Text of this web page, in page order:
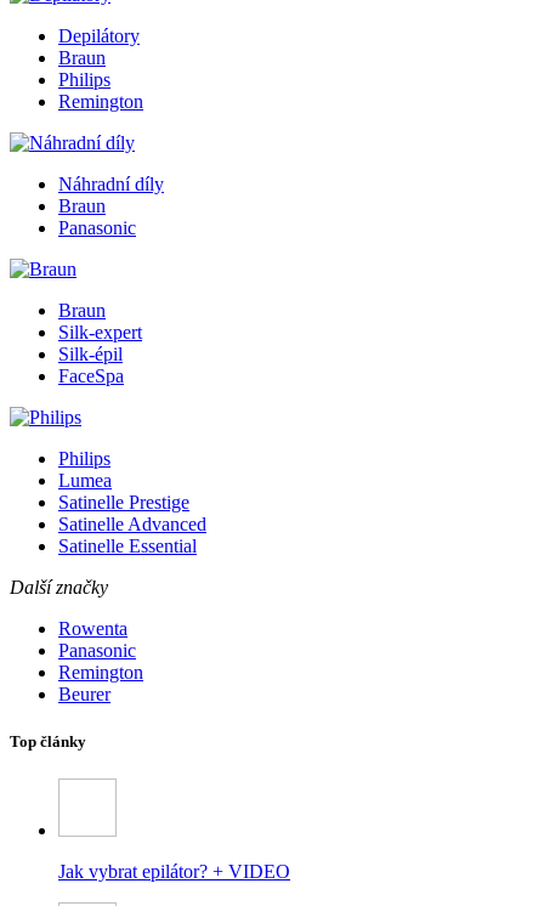
Depilátory
Braun
Philips
Remington
Náhradní díly
Braun
Panasonic
Braun
Silk-expert
Silk-épil
FaceSpa
Philips
Lumea
Satinelle Prestige
Satinelle Advanced
Satinelle Essential
Další značky
Rowenta
Panasonic
Remington
Beurer
Top články
Jak vybrat epilátor? + VIDEO